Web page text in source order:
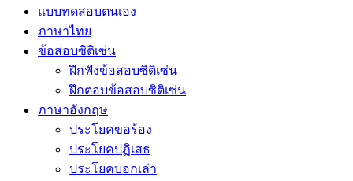
แบบทดสอบตนเอง
ภาษาไทย
ข้อสอบซิติเซ่น
ฝึกฟังข้อสอบซิติเซ่น
ฝึกตอบข้อสอบซิติเซ่น
ภาษาอังกฤษ
ประโยคขอร้อง
ประโยคปฏิเสธ
ประโยคบอกเล่า